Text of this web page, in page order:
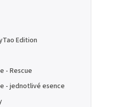
Edition
- Rescue
- jednotlivé esence